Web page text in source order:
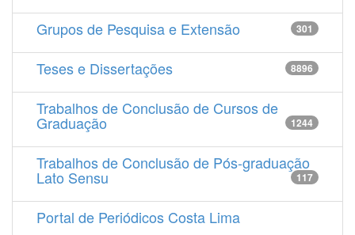
Grupos de Pesquisa e Extensão 301
Teses e Dissertações 8896
Trabalhos de Conclusão de Cursos de
Graduação 1244
Trabalhos de Conclusão de Pós-graduação
Lato Sensu 117
Portal de Periódicos Costa Lima